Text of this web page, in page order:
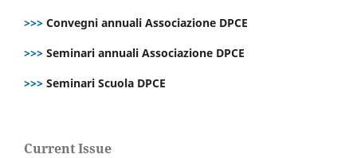
>>> Convegni annuali Associazione DPCE
>>> Seminari annuali Associazione DPCE
>>> Seminari Scuola DPCE
Current Issue